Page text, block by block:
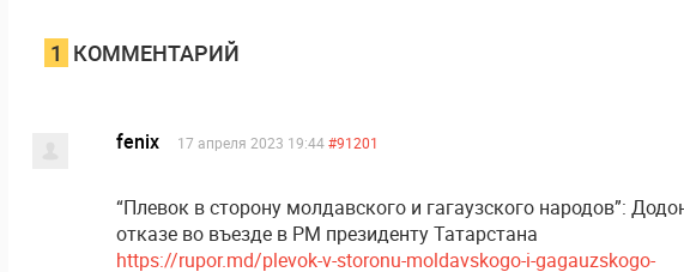
1 КОММЕНТАРИЙ
fenix 17 апреля 2023 19:44#91201
“Плевок в сторону молдавского и гагаузского народов”:
отказе во въезде в РМ президенту Татарстана
https://rupor.md/plevok-v-storonu-moldavskogo-i-gagauzskogo-